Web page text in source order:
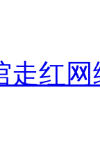
走红网